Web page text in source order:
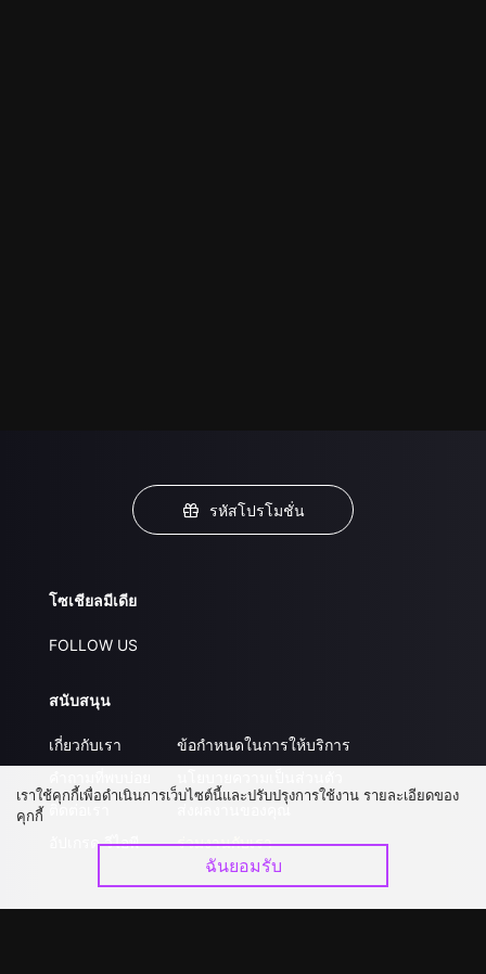
รหัสโปรโมชั่น
โซเชียลมีเดีย
FOLLOW US
สนับสนุน
เกี่ยวกับเรา
ติดต่อเรา
อัปเกรด วีไอพี
ข้อกำหนดในการให้บริการ
ส่งผลงานของคุณ
ร่วมงานกับเรา
เราใช้คุกกี้เพื่อดำเนินการเว็บไซต์นี้และปรับปรุงการใช้งาน รายละเอียดของ
คุกกี้
ฉันยอมรับ